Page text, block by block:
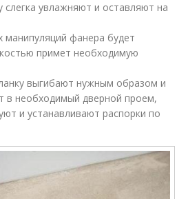
слегка увлажняют и оставляют на
манипуляций фанера будет
примет необходимую
выгибают нужным образом и
в необходимый дверной проем,
и устанавливают распорки по